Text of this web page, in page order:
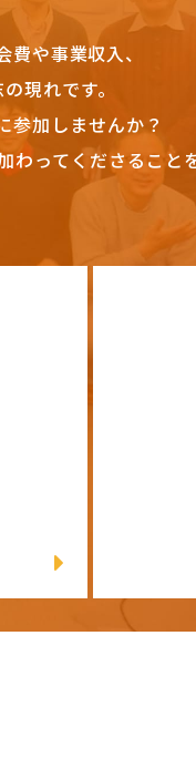
や事業収入、
現れです。
参加しませんか？
ってくださること